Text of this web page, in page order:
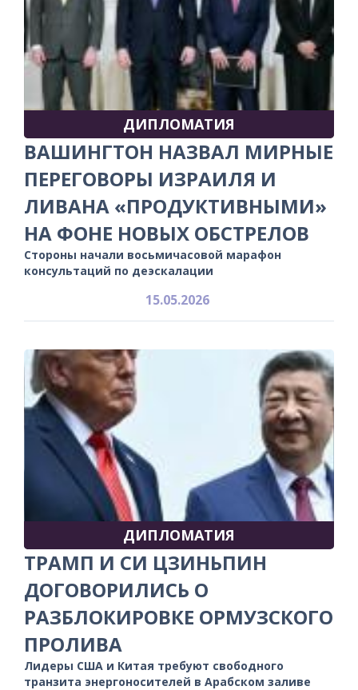
ДИПЛОМАТИЯ
ВАШИНГТОН НАЗВАЛ МИРНЫЕ
ПЕРЕГОВОРЫ ИЗРАИЛЯ И
ЛИВАНА «ПРОДУКТИВНЫМИ»
НА ФОНЕ НОВЫХ ОБСТРЕЛОВ
Стороны начали восьмичасовой марафон
консультаций по деэскалации
15.05.2026
ДИПЛОМАТИЯ
ТРАМП И СИ ЦЗИНЬПИН
ДОГОВОРИЛИСЬ О
РАЗБЛОКИРОВКЕ ОРМУЗСКОГО
ПРОЛИВА
Лидеры США и Китая требуют свободного
транзита энергоносителей в Арабском заливе